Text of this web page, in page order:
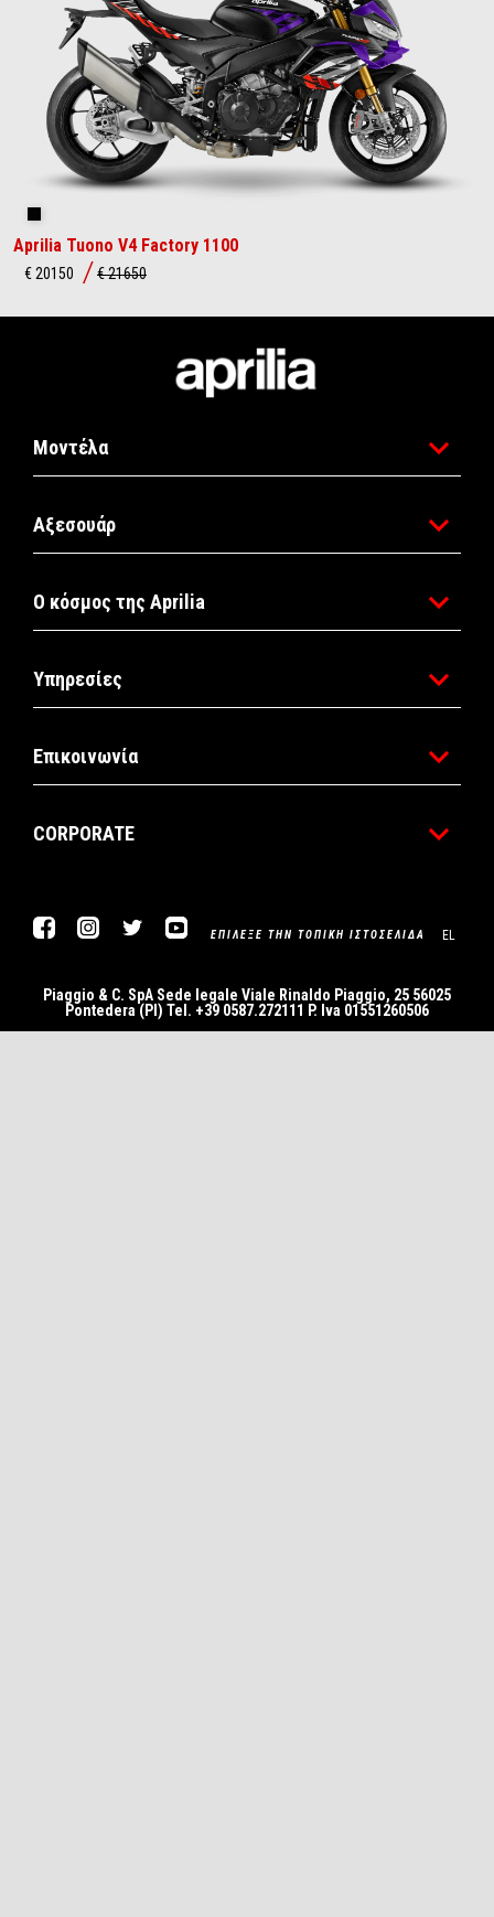
Aprilia Tuono V4 Factory 1100
€ 20150 € 21650
Μοντέλα
Αξεσουάρ
Ο κόσμος της Aprilia
Υπηρεσίες
Επικοινωνία
CORPORATE
FacebookInstagram
Twitter YouTube
ΕΠΊΛΕΞΕ ΤΗΝ ΤΟΠΙΚΉ ΙΣΤΟΣΕΛΊΔΑ EL
Piaggio & C. SpA Sede legale Viale Rinaldo Piaggio, 25 56025
Pontedera (PI) Tel. +39 0587.272111 P. Iva 01551260506